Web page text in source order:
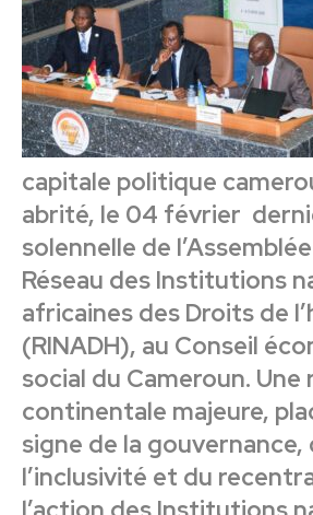
capitale politique
abrité, le 04 février
solennelle de
Réseau des Institutions
africaines des Droits de
(RINADH), au Conseil
social du Cameroun.
continentale majeure,
signe de la gouvernance,
l’inclusivité et du